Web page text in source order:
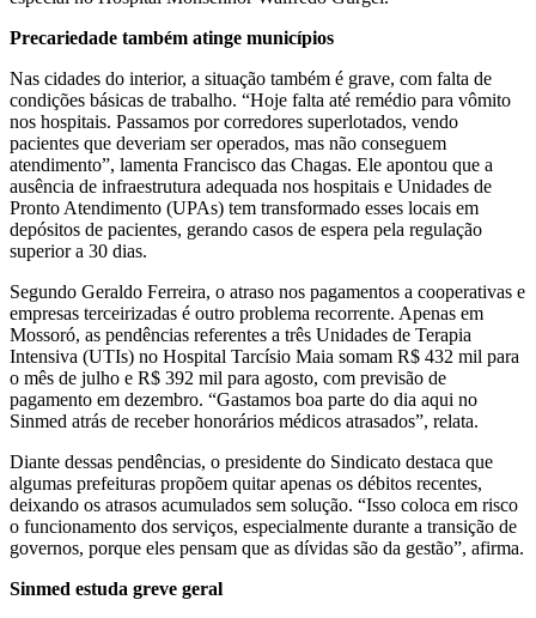
Precariedade também atinge municípios
Nas cidades do interior, a situação também é grave, com falta de
condições básicas de trabalho. “Hoje falta até remédio para vômito
nos hospitais. Passamos por corredores superlotados, vendo
pacientes que deveriam ser operados, mas não conseguem
atendimento”, lamenta Francisco das Chagas. Ele apontou que a
ausência de infraestrutura adequada nos hospitais e Unidades de
Pronto Atendimento (UPAs) tem transformado esses locais em
depósitos de pacientes, gerando casos de espera pela regulação
superior a 30 dias.
Segundo Geraldo Ferreira, o atraso nos pagamentos a cooperativas e
empresas terceirizadas é outro problema recorrente. Apenas em
Mossoró, as pendências referentes a três Unidades de Terapia
Intensiva (UTIs) no Hospital Tarcísio Maia somam R$ 432 mil para
o mês de julho e R$ 392 mil para agosto, com previsão de
pagamento em dezembro. “Gastamos boa parte do dia aqui no
Sinmed atrás de receber honorários médicos atrasados”, relata.
Diante dessas pendências, o presidente do Sindicato destaca que
algumas prefeituras propõem quitar apenas os débitos recentes,
deixando os atrasos acumulados sem solução. “Isso coloca em risco
o funcionamento dos serviços, especialmente durante a transição de
governos, porque eles pensam que as dívidas são da gestão”, afirma.
Sinmed estuda greve geral